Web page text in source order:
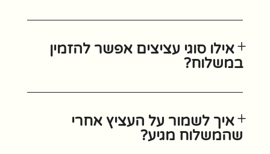
אילו סוגי עציצים אפשר להזמין
במשלוח?
איך לשמור על העציץ אחרי
שהמשלוח מגיע?